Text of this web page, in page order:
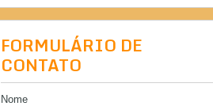
FORMULÁRIO DE
CONTATO
Nome